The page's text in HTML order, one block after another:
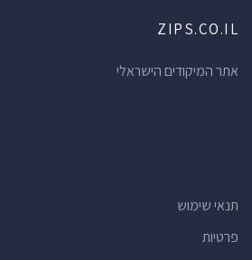
ZIPS.CO.IL
אתר המיקודים הישראלי
תנאי שימוש
פרטיות